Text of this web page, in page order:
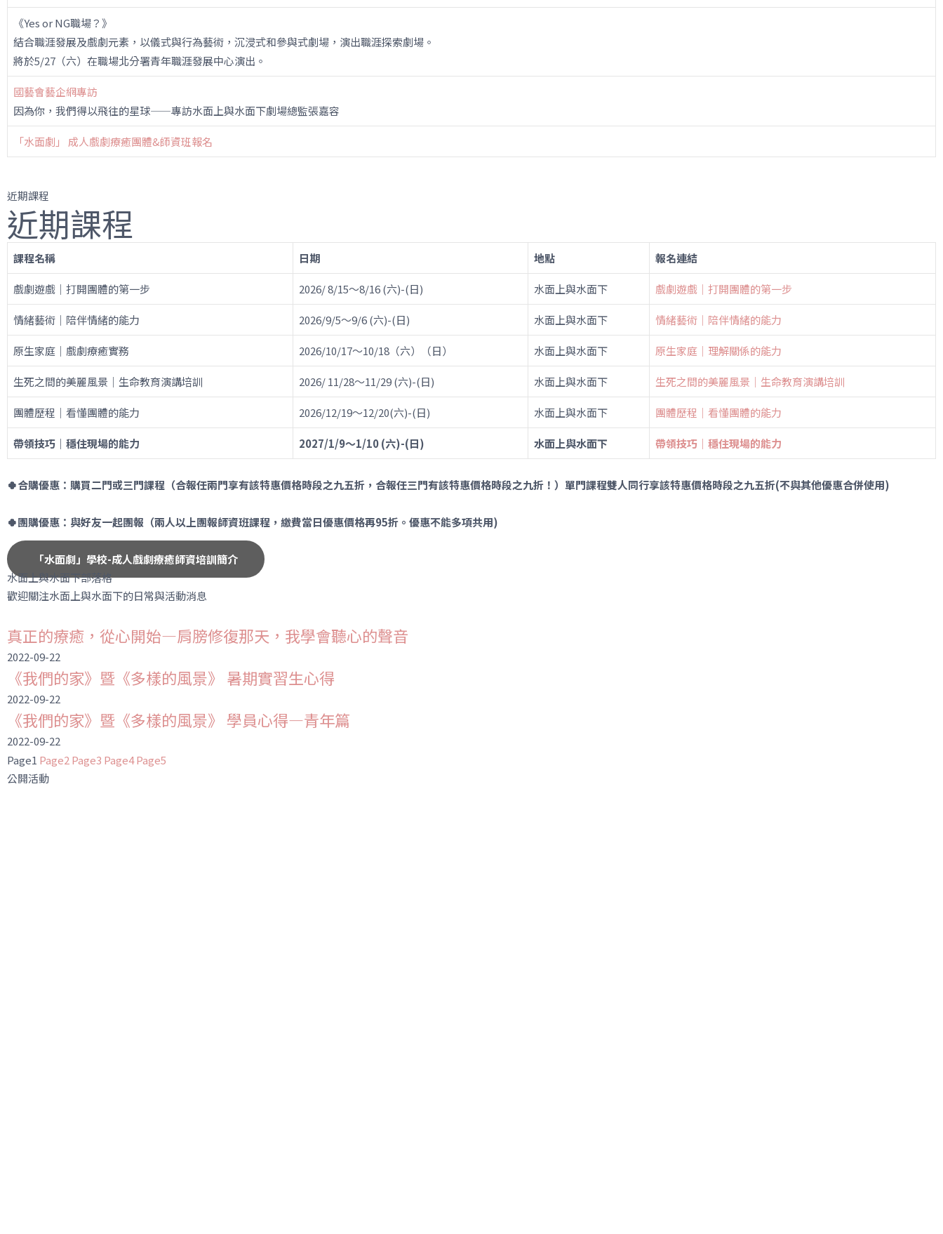
《Yes or NG職場？》
結合職涯發展及戲劇元素，以儀式與行為藝術，沉浸式和參與式劇場，演出職涯探索劇場。
將於5/27（六）在職場北分署青年職涯發展中心演出。
國藝會藝企網專訪
因為你，我們得以飛往的星球——專訪水面上與水面下劇場總監張嘉容
「水面劇」 成人戲劇療癒團體&師資班報名
近期課程
近期課程
課程名稱 日期 地點 報名連結
戲劇遊戲｜打開團體的第一步 2026/ 8/15～8/16 (六)-(日) 水面上與水面下 戲劇遊戲｜打開團體的第一步
情緒藝術｜陪伴情緒的能力 2026/9/5～9/6 (六)-(日) 水面上與水面下 情緒藝術｜陪伴情緒的能力
原生家庭｜戲劇療癒實務 2026/10/17～10/18（六）（日） 水面上與水面下 原生家庭｜理解關係的能力
生死之間的美麗風景｜生命教育演講培訓 2026/ 11/28～11/29 (六)-(日) 水面上與水面下 生死之間的美麗風景｜生命教育演講培訓
團體歷程｜看懂團體的能力 2026/12/19～12/20(六)-(日) 水面上與水面下 團體歷程｜看懂團體的能力
帶領技巧｜穩住現場的能力 2027/1/9～1/10 (六)-(日) 水面上與水面下 帶領技巧｜穩住現場的能力
🍀合購優惠： 購買二門或三門課程（合報任兩門享有該特惠價格時段之九五折，合報任三門有該特惠價格時段之九折！） 單門課程雙人同行享該特惠價格時段之九五折(不與其他優惠合併使用)
🍀團購優惠：與好友一起團報（兩人以上團報師資班課程，繳費當日優惠價格再95折。優惠不能多項共用)
「水面劇」學校-成人戲劇療癒師資培訓簡介
水面上與水面下部落格
歡迎關注水面上與水面下的日常與活動消息
真正的療癒，從心開始—肩膀修復那天，我學會聽心的聲音
2022-09-22
《我們的家》暨《多樣的風景》 暑期實習生心得
2022-09-22
《我們的家》暨《多樣的風景》 學員心得—青年篇
2022-09-22
Page1 Page2 Page3 Page4Page5
公開活動